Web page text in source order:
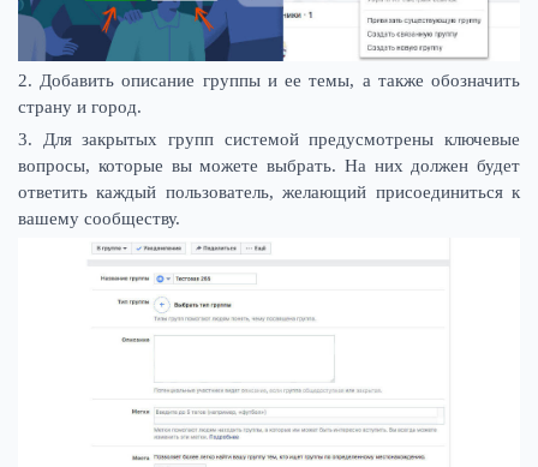
2. Добавить описание группы и ее темы, а также обозначить
страну и город.
3. Для закрытых групп системой предусмотрены ключевые
вопросы, которые вы можете выбрать. На них должен будет
ответить каждый пользователь, желающий присоединиться к
вашему сообществу.